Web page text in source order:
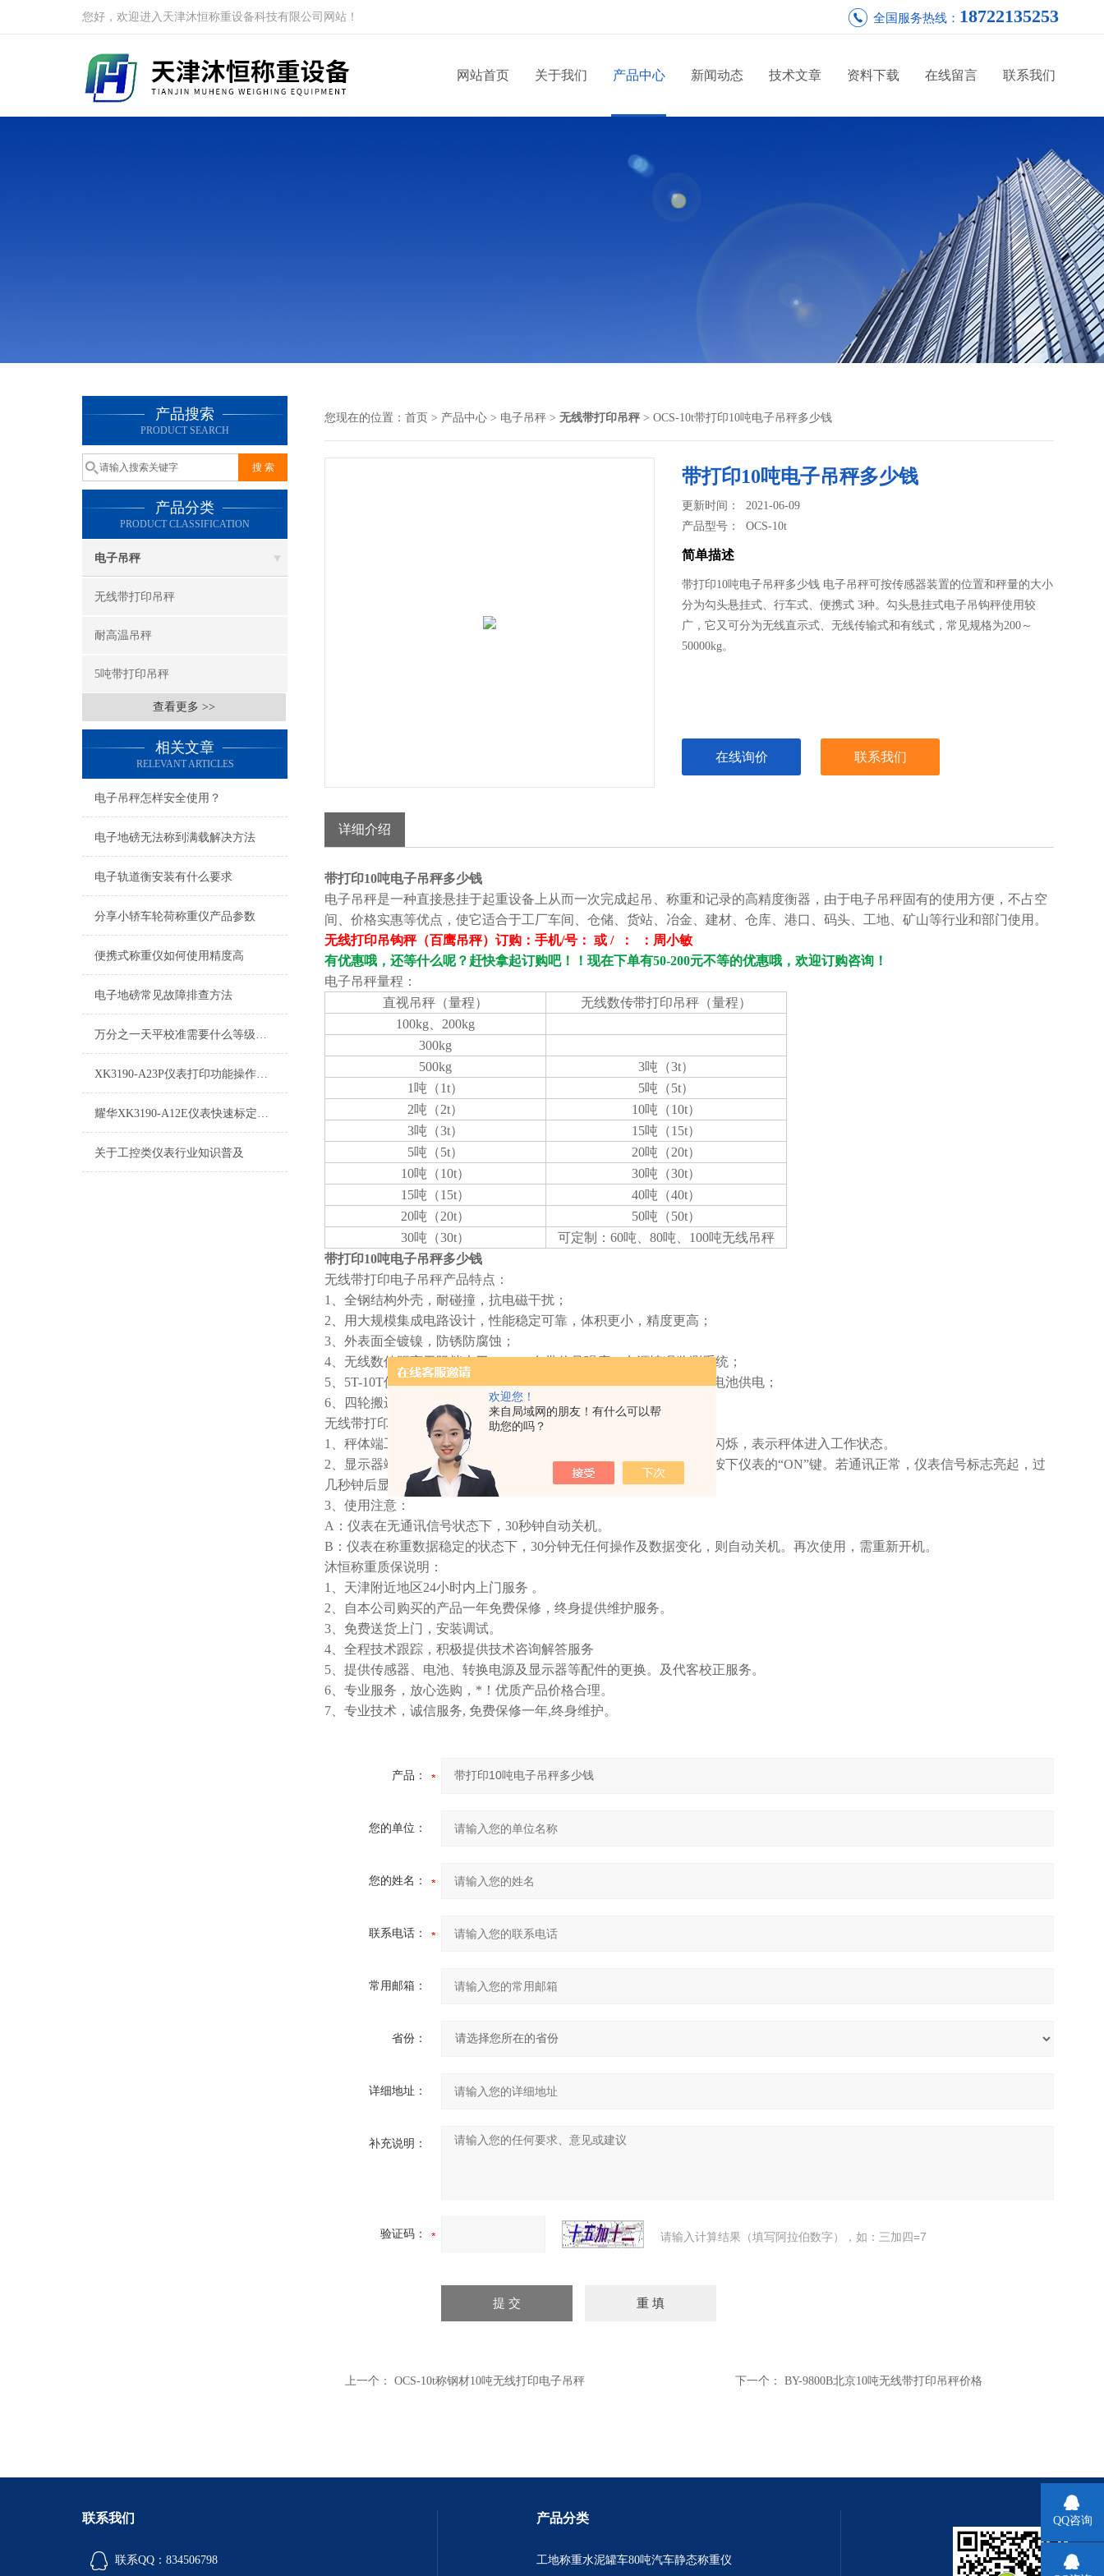
欢迎您！
来自局域网的朋友！有什么可以帮
助您的吗？
您好，欢迎进入天津沐恒称重设备科技有限公司网站！ 全国服务热线： 18722135253
网站首页 关于我们 产品中心 新闻动态 技术文章 资料下载 在线留言 联系我们
产品搜索
PRODUCT SEARCH
产品分类
PRODUCT CLASSIFICATION
电子吊秤
无线带打印吊秤
耐高温吊秤
5吨带打印吊秤
查看更多 >>
相关文章
RELEVANT ARTICLES
电子吊秤怎样安全使用？
电子地磅无法称到满载解决方法
电子轨道衡安装有什么要求
分享小轿车轮荷称重仪产品参数
便携式称重仪如何使用精度高
电子地磅常见故障排查方法
万分之一天平校准需要什么等级砝码
XK3190-A23P仪表打印功能操作方法
耀华XK3190-A12E仪表快速标定方法
关于工控类仪表行业知识普及
您现在的位置： 首页 > 产品中心 > 电子吊秤 > 无线带打印吊秤 > OCS-10t带打印10吨电子吊秤多少钱
带打印10吨电子吊秤多少钱
更新时间： 2021-06-09
产品型号：OCS-10t
简单描述
带打印10吨电子吊秤多少钱 电子吊秤可按传感器装置的位置和秤量的大小
分为勾头悬挂式、行车式、便携式 3种。勾头悬挂式电子吊钩秤使用较
广，它又可分为无线直示式、无线传输式和有线式，常见规格为200～
50000kg。
在线询价 联系我们
详细介绍
带打印10吨电子吊秤多少钱
电子吊秤是一种直接悬挂于起重设备上从而一次完成起吊、称重和记录的高精度衡器，由于电子吊秤固有的使用方便，不占空
间、价格实惠等优点，使它适合于工厂车间、仓储、货站、冶金、建材、仓库、港口、码头、工地、矿山等行业和部门使用。
无线打印吊钩秤（百鹰吊秤）订购：手机/号： 或 / ： ：周小敏
有优惠哦，还等什么呢？赶快拿起订购吧！！现在下单有50-200元不等的优惠哦，欢迎订购咨询！
电子吊秤量程：
直视吊秤（量程）
无线数传带打印吊秤（量程）
100kg、200kg
300kg
500kg
3吨（3t）
1吨（1t）
5吨（5t）
2吨（2t）
10吨（10t）
3吨（3t）
15吨（15t）
5吨（5t）
20吨（20t）
10吨（10t）
30吨（30t）
15吨（15t）
40吨（40t）
20吨（20t）
50吨（50t）
30吨（30t）
可定制：60吨、80吨、100吨无线吊秤
带打印10吨电子吊秤多少钱
无线带打印电子吊秤产品特点：
1、全钢结构外壳，耐碰撞，抗电磁干扰；
2、用大规模集成电路设计，性能稳定可靠，体积更小，精度更高；
3、外表面全镀镍，防锈防腐蚀；
4、无线数传距离无阻挡大于300m，自带信号强度，电源情况监测系统；
5、5T-10T仪表采取6V/4AH、10T-50T仪表采取6V/10AH镍氢可充电电池供电；
6、四轮搬运小车，增加吊秤服务范围；
无线带打印吊秤的使用：
1、秤体端工作：吊秤装上天线和电池，打开开关，工作指示灯快速闪烁，表示秤体进入工作状态。
2、显示器端工作：将随机所配天线接入手持仪表上端的天线插孔，按下仪表的“ON”键。若通讯正常，仪表信号标志亮起，过
几秒钟后显示秤体当前称量，表面上下端工作正常。
3、使用注意：
A：仪表在无通讯信号状态下，30秒钟自动关机。
B：仪表在称重数据稳定的状态下，30分钟无任何操作及数据变化，则自动关机。再次使用，需重新开机。
沐恒称重质保说明：
1、天津附近地区24小时内上门服务 。
2、自本公司购买的产品一年免费保修，终身提供维护服务。
3、免费送货上门，安装调试。
4、全程技术跟踪，积极提供技术咨询解答服务
5、提供传感器、电池、转换电源及显示器等配件的更换。及代客校正服务。
6、专业服务，放心选购，*！优质产品价格合理。
7、专业技术，诚信服务, 免费保修一年,终身维护。
产品：
您的单位：
您的姓名：
联系电话：
常用邮箱：
省份：
详细地址：
补充说明：
验证码： 请输入计算结果（填写阿拉伯数字），如：三加四=7
上一个： OCS-10t称钢材10吨无线打印电子吊秤 下一个： BY-9800B北京10吨无线带打印吊秤价格
联系我们
联系QQ：834506798
产品分类
工地称重水泥罐车80吨汽车静态称重仪
QQ咨询